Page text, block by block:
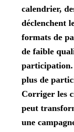
calendrier,
déclenchent
formats de
de faible
participation.
plus de
Corriger les
peut
une